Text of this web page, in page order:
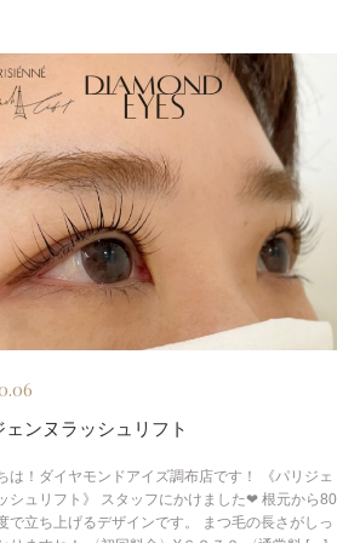
ェンヌラッシュリフト
は！ダイヤモンドアイズ調布店です！ 《パリジェ
シュリフト》 スタッフにかけました❤︎ 根元から80
で立ち上げるデザインです。 まつ毛の長さがしっ